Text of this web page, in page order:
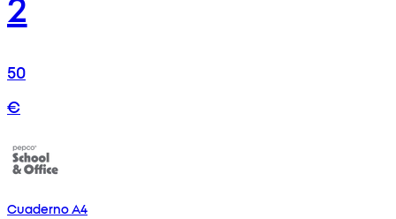
50
€
Cuaderno A4